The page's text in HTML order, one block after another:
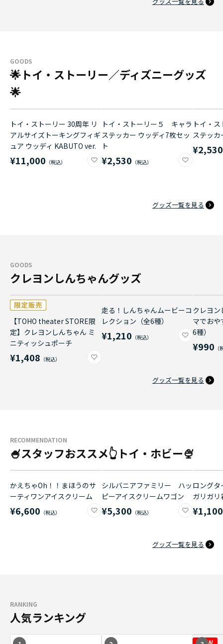
GOODS
🌟トイ・ストーリー／ディズニーグッズ
🌟
トイ・ストーリー 30周年 リ
アルサイズトーキングフィギ
ュア ウッディ KABUTO ver.
¥11,000
トイ・ストーリー５ キャラ
ステッカー ウッディ7枚セッ
ト
¥2,530
トイ・
ステッカ
¥2,530
グッズ一覧を見る
GOODS
クレヨンしんちゃんグッズ
【TOHO theater STORE限
定】クレヨンしんちゃん ミ
ニティッシュポーチ
¥1,408
走る！しんちゃんムービーコ
レクション（全6種）
¥1,210
クレヨ
マでお
6種）
¥990
グッズ一覧を見る
RECOMMENDATION
🍧スタッフおススメ👆トイ・ホビー🍨
かえちゃOh！！まほうのサ
ーティワンアイスクリーム
¥6,600
シルバニアファミリー ハッ
ピーアイスクリームワゴン
¥5,300
ロング
ガリガ
¥1,100
グッズ一覧を見る
RANKING
人気ランキング